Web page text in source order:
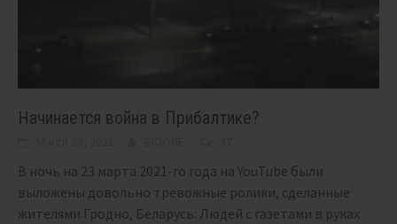
Начинается война в Прибалтике?
В ночь на 23 марта 2021-го года на YouTube были
выложены довольно тревожные ролики, сделанные
жителями Гродно, Беларусь: Людей с газетами в руках